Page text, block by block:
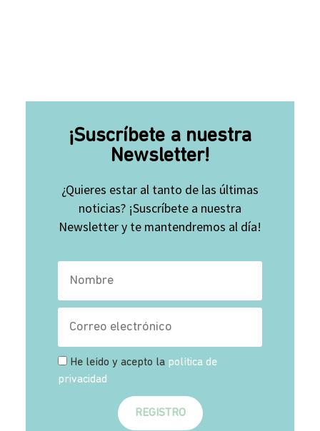
¡Suscríbete a nuestra
Newsletter!
¿Quieres estar al tanto de las últimas
noticias? ¡Suscríbete a nuestra
Newsletter y te mantendremos al día!
He leído y acepto la política de
privacidad
REGISTRO